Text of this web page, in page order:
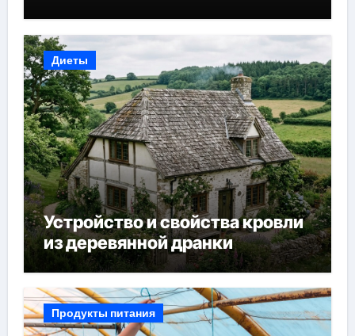
Диеты
Устройство и свойства кровли
из деревянной дранки
Продукты питания